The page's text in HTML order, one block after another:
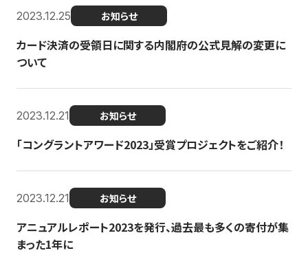
2023.12.25 お知らせ
カード決済の受領日に関する内閣府の公式見解の変更に
ついて
2023.12.21 お知らせ
「コングラントアワード2023」受賞プロジェクトをご紹介！
2023.12.21 お知らせ
アニュアルレポート2023を発行、過去最も多くの寄付が集
まった1年に